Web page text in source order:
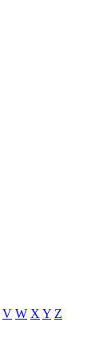
V W X Y Z